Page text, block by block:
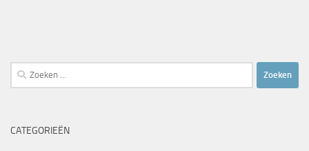
Zoeken
naar:
CATEGORIEËN